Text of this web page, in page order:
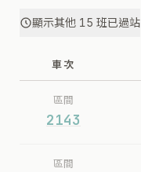
顯示其他 15 班已過站
車次
區間
2143
區間